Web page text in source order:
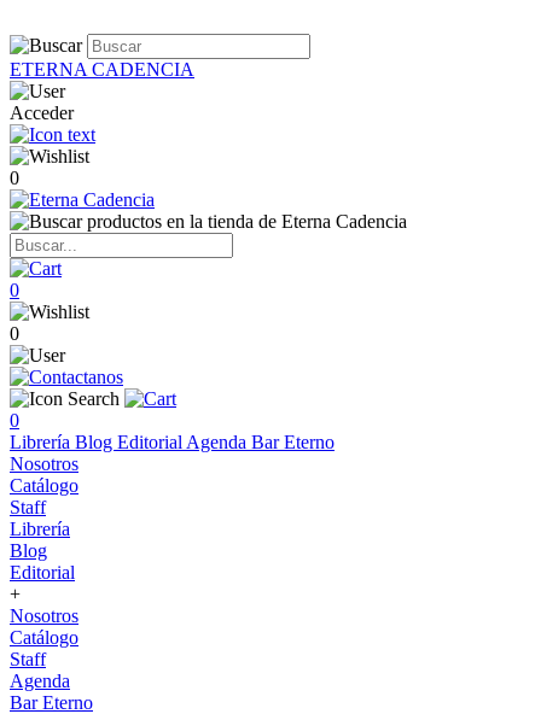
ETERNA CADENCIA
Acceder
0
0
0
0
Librería Blog Editorial Agenda Bar Eterno
Nosotros
Catálogo
Staff
Librería
Blog
Editorial
+
Nosotros
Catálogo
Staff
Agenda
Bar Eterno